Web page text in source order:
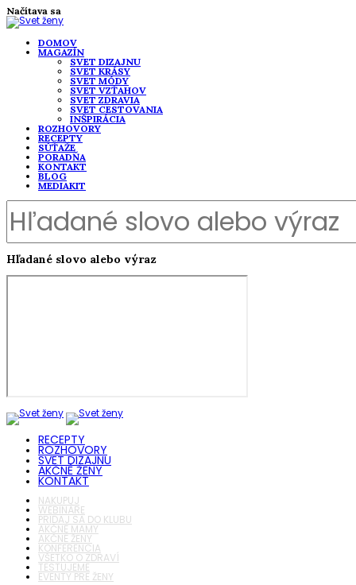
Načítava sa
DOMOV
MAGAZÍN
SVET DIZAJNU
SVET KRÁSY
SVET MÓDY
SVET VZŤAHOV
SVET ZDRAVIA
SVET CESTOVANIA
INŠPIRÁCIA
ROZHOVORY
RECEPTY
SÚŤAŽE
PORADŇA
KONTAKT
BLOG
MEDIAKIT
Hľadané slovo alebo výraz
RECEPTY
ROZHOVORY
SVET DIZAJNU
AKČNÉ ŽENY
KONTAKT
NAKUPUJ
WEBINÁRE
PRIDAJ SA DO KLUBU
AKČNÉ MAMY
AKČNÉ ŽENY
KONFERENCIA
VŠETKO O ZDRAVÍ
TESTUJEME
EVENTY PRE ŽENY